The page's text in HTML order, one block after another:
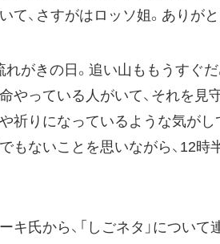
て、さすがはロッソ姐。ありが
がきの日。追い山ももうすぐだ
やっている人がいて、それを見
祈りになっているような気がし
ないことを思いながら、12時
氏から、「しごネタ」について